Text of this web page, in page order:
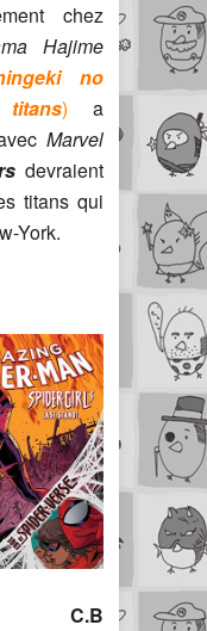
chez
Hajime
no
titans) a
Marvel
devraient
titans qui
York.